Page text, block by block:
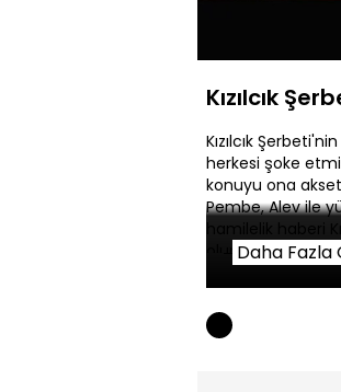
Kızılcık
Kızılcık
herkesi şoke
konuyu ona
Pembe, Alev ile
hamilelik haberi
olumsuzluklara
çok etkilenen
alırlar.Umut’un
iyiden iyiye
arası açılan
Daha Fazla